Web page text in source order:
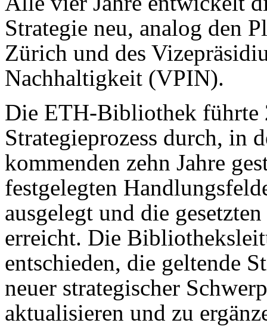
Strategie neu, analog den
Zürich und des
Nachhaltigkeit (VPIN).
Die ETH-Bibliothek führte
Strategie­prozess durch, in
kommenden zehn Jahre
festgelegten
ausgelegt und die
erreicht. Die
entschieden, die geltende
neuer strategischer
aktualisieren und zu